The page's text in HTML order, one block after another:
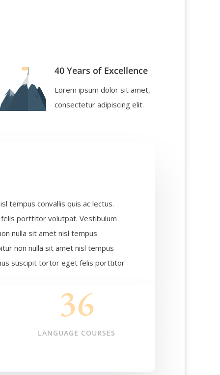
40 Years of Excellence
Lorem ipsum dolor sit amet,
consectetur adipiscing elit.
tempus convallis quis ac lectus.
porttitor volutpat. Vestibulum
nulla sit amet nisl tempus
non nulla sit amet nisl tempus
suscipit tortor eget felis porttitor
36
LANGUAGE COURSES